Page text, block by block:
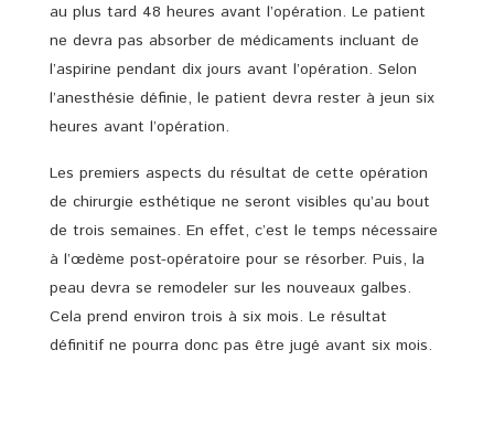
au plus tard 48 heures avant l’opération. Le patient
ne devra pas absorber de médicaments incluant de
l’aspirine pendant dix jours avant l’opération. Selon
l’anesthésie définie, le patient devra rester à jeun six
heures avant l’opération.
Les premiers aspects du résultat de cette opération
de chirurgie esthétique ne seront visibles qu’au bout
de trois semaines. En effet, c’est le temps nécessaire
à l’œdème post-opératoire pour se résorber. Puis, la
peau devra se remodeler sur les nouveaux galbes.
Cela prend environ trois à six mois. Le résultat
définitif ne pourra donc pas être jugé avant six mois.